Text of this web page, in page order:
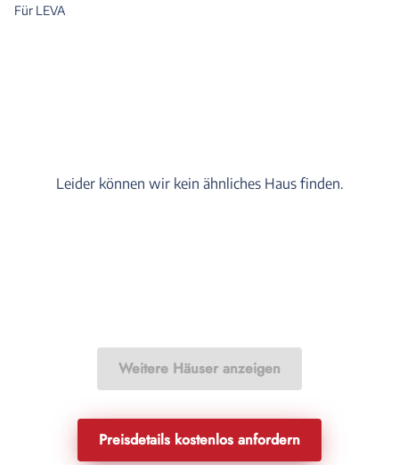
Für LEVA
Leider können wir kein ähnliches Haus finden.
Weitere Häuser anzeigen
Preisdetails kostenlos anfordern